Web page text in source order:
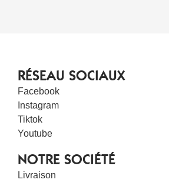
RÉSEAU SOCIAUX
Facebook
Instagram
Tiktok
Youtube
NOTRE SOCIÉTÉ
Livraison